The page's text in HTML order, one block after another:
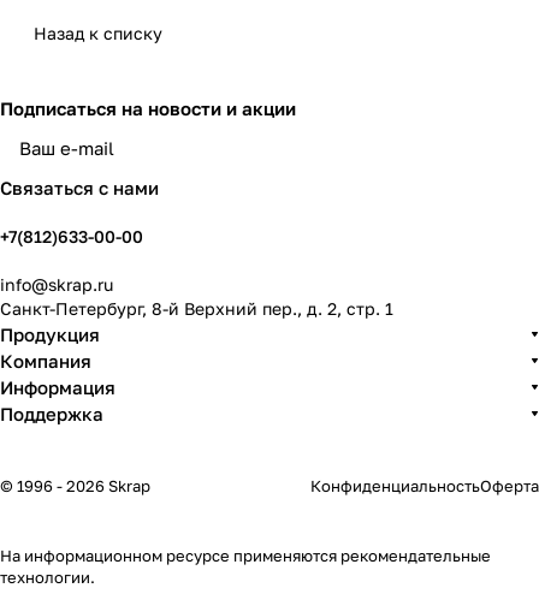
Назад к списку
Подписаться на новости и акции
Связаться с нами
+7(812)633-00-00
info@skrap.ru
Санкт-Петербург, 8-й Верхний пер., д. 2, стр. 1
Продукция
Компания
Информация
Поддержка
© 1996 - 2026 Skrap КонфиденциальностьОферта
На информационном ресурсе применяются рекомендательные
технологии.